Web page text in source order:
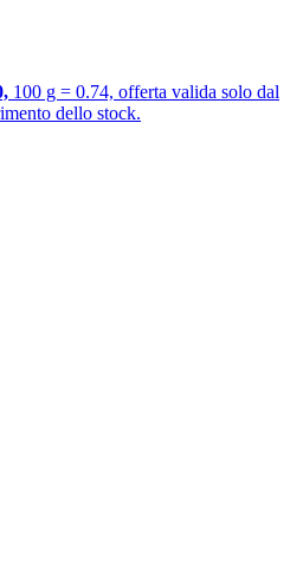
100 g = 0.74, offerta valida solo dal
dello stock.